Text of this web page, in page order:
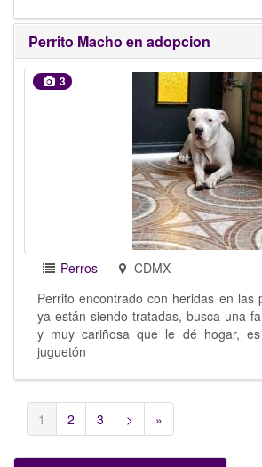
Perrito Macho en adopcion
3
Perros
CDMX
Perrito encontrado con heridas en las
ya están siendo tratadas, busca una
y muy cariñosa que le dé hogar,
juguetón
1 2 3 > »